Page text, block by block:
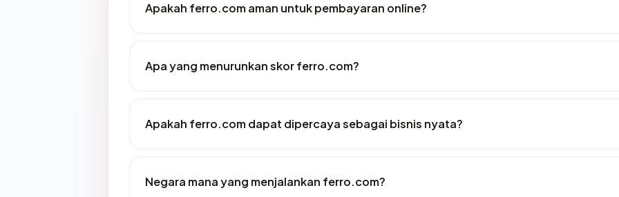
Apakah ferro.com aman untuk pembayaran online?
Apa yang menurunkan skor ferro.com?
Apakah ferro.com dapat dipercaya sebagai bisnis nyata?
Negara mana yang menjalankan ferro.com?